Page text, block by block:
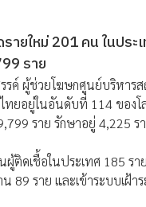
ายใหม่ 201 คน ในปร
ราย
ค์ ผู้ช่วยโฆษกศูนย์บริหาร
ทยอยู่ในอันดับที่ 114 ของ
ราย รักษาอยู่ 4,225 ร
ผู้ติดเชื้อในประเทศ 185 ร
89 ราย และเข้าระบบเฝ้า